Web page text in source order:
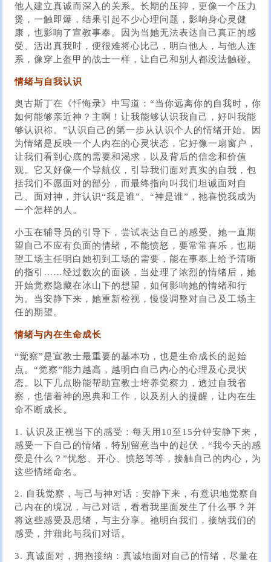
他人建立真诚而深入的关系。长期的压抑，更像一个压力
煲，一触即爆，结果引起不少心理问题，影响身心灵健
康，也影响了宣教事奉。因为当她无法表达自己真正的感
受、活出真我时，便很难将心比己，明白他人，与他人连
系，像穿上盔甲的战士一样，让自己和别人都没法触碰。
情绪与自我认识
奥古斯丁在《忏悔录》中写道：“当你远离你的自我时，你
如何能够亲近神？主啊！让我能够认识我自己，好叫我能
够认识祢。”认识自己的第一步从认识个人的情绪开始。因
为情绪是反映一个人内在的心灵状态，它好像一扇窗户，
让我们看到心底的需要和渴求，以及背后的信念和价值
观。它又好像一个导航仪，引导我们面对真实的自我，包
括我们不愿面对的部分，而最终指向叫我们坦诚面对自
己、面对神，并认识“我是谁”、“神是谁”，祂喜悦我成为
一个怎样的人。
小玉在辅导员的引导下，尝试表达自己的感受。她一直期
望自己不应有负面的情绪，不能愤怒，要常常喜乐，也期
望工场主任明白她初到工场的需要，能在事奉上给予清晰
的指引……经过数次的面谈，当处理了浓烈的情绪后，她
开始觉察隐藏在冰山下的想望，如何影响她的情绪和行
为。当安静下来，她重新检视，慢慢调整对自己及工场主
任的期望。
情绪与内在生命成长
“觉察”是宣教士最重要的基本功，也是生命成长的起始
点。“觉察”能力越高，越明白自己内心的心理及心灵状
态。以下几点盼能帮助宣教士培养觉察力，透过自我省
察，也借着神的恩典和工作，以及别人的提醒，让内在生
命不断成长。
1. 认识及正视当下的感受：每天用10至15分钟安静下来，
感受一下自己的情绪，特别留意当中的起伏，“我今天的感
受是什么？”忧愁、开心、愤怒等等，接触自己的内心，为
这些情绪命名。
2. 自我觉察，与己与神对话：安静下来，有意识地觉察自
己内在的境况，与己对话，看看我里面发生了什么事？并
将这些感受及思绪，与主分享。祂明白我们，接纳我们的
感受，并藉此与我们对话。
3. 真诚面对，拥抱接纳：真诚地面对自己的情绪，尽量在